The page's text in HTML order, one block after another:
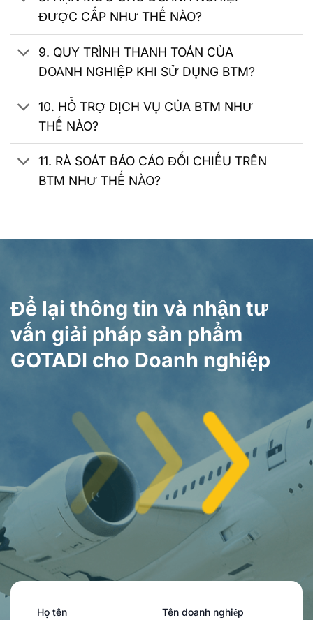
ĐƯỢC CẤP NHƯ THẾ NÀO?
9. QUY TRÌNH THANH TOÁN CỦA
DOANH NGHIỆP KHI SỬ DỤNG BTM?
10. HỖ TRỢ DỊCH VỤ CỦA BTM NHƯ
THẾ NÀO?
11. RÀ SOÁT BÁO CÁO ĐỐI CHIẾU TRÊN
BTM NHƯ THẾ NÀO?
Để lại thông tin và nhận tư
vấn giải pháp sản phẩm
GOTADI cho Doanh nghiệp
Họ tên Tên doanh nghiệp